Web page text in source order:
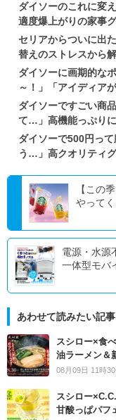
ダイソーのこれに変
適度爆上がりの家事
セリアからついに出
替えのストレスから
ダイソーに画期的な
～！」「アイディア
ダイソーですごい商
て…」高機能っぷり
ダイソーで500円っ
う…」高クオリティ
【この
やってく
電源・水源
一体型モバ
あわせて読みたい記事
スシロー×食
油ラーメン＆
08月09日 11時30
スシロー
甘酸っぱパフ